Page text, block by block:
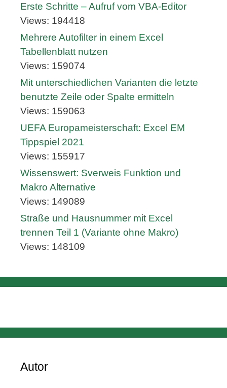
Erste Schritte – Aufruf vom VBA-Editor
Views: 194418
Mehrere Autofilter in einem Excel
Tabellenblatt nutzen
Views: 159074
Mit unterschiedlichen Varianten die letzte
benutzte Zeile oder Spalte ermitteln
Views: 159063
UEFA Europameisterschaft: Excel EM
Tippspiel 2021
Views: 155917
Wissenswert: Sverweis Funktion und
Makro Alternative
Views: 149089
Straße und Hausnummer mit Excel
trennen Teil 1 (Variante ohne Makro)
Views: 148109
Autor